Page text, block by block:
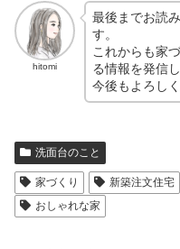
hitomi
最後までお読
す。
これからも家
る情報を発信
今後もよろし
洗面台のこと
家づくり 新築注文住宅
おしゃれな家